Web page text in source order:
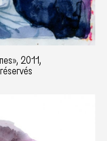
2011,